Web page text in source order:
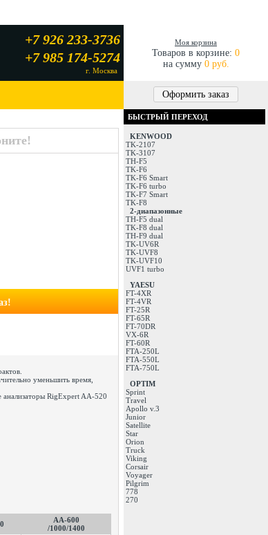
+7 926 233-3736
+7 985 174-5274
г. Москва
Моя корзина
Товаров в корзине: 0
на сумму 0 руб.
Оформить заказ
уменьшить время,
анализаторы RigExpert AA-520
AA-600
/1000/1400
БЫСТРЫЙ ПЕРЕХОД
KENWOOD
TK-2107
TK-3107
TH-F5
TK-F6
TK-F6 Smart
TK-F6 turbo
TK-F7 Smart
TK-F8
2-диапазонные
TH-F5 dual
TK-F8 dual
TH-F9 dual
TK-UV6R
TK-UVF8
TK-UVF10
UVF1 turbo
YAESU
FT-4XR
FT-4VR
FT-25R
FT-65R
FT-70DR
VX-6R
FT-60R
FTA-250L
FTA-550L
FTA-750L
OPTIM
Sprint
Travel
Apollo v.3
Junior
Satellite
Star
Orion
Truck
Viking
Corsair
Voyager
Pilgrim
778
270